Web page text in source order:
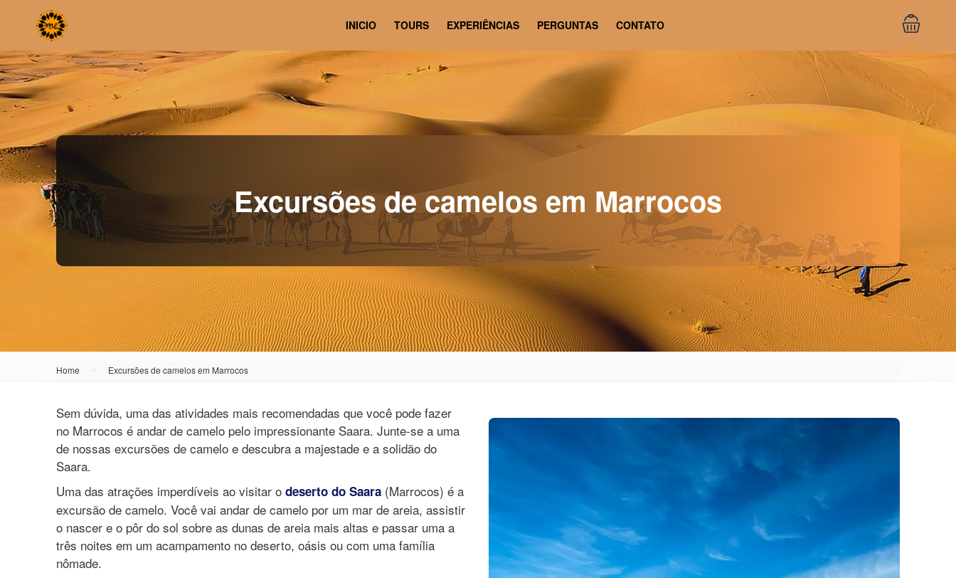
INICIO TOURS EXPERIÊNCIAS PERGUNTAS CONTATO
Excursões de camelos em Marrocos
Home Excursões de camelos em Marrocos
Sem dúvida, uma das atividades mais recomendadas que você pode fazer
no Marrocos é andar de camelo pelo impressionante Saara. Junte-se a uma
de nossas excursões de camelo e descubra a majestade e a solidão do
Saara.
Uma das atrações imperdíveis ao visitar o deserto do Saara (Marrocos) é a
excursão de camelo. Você vai andar de camelo por um mar de areia, assistir
o nascer e o pôr do sol sobre as dunas de areia mais altas e passar uma a
três noites em um acampamento no deserto, oásis ou com uma família
nômade.